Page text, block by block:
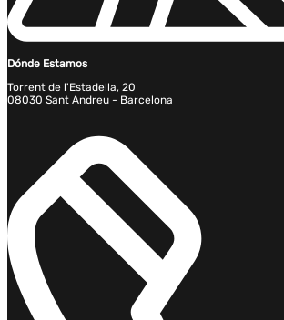
Dónde Estamos
Torrent de l'Estadella, 20
08030 Sant Andreu - Barcelona